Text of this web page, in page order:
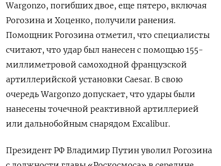
Wargonzo, погибших двое, еще пятеро, включая
Рогозина и Хоценко, получили ранения.
Помощник Рогозина отметил, что специалисты
считают, что удар был нанесен с помощью 155-
миллиметровой самоходной французской
артиллерийской установки Caesar. В свою
очередь Wargonzo допускает, что удары были
нанесены точечной реактивной артиллерией
или дальнобойным снарядом Excalibur.
Президент РФ Владимир Путин уволил Рогозина